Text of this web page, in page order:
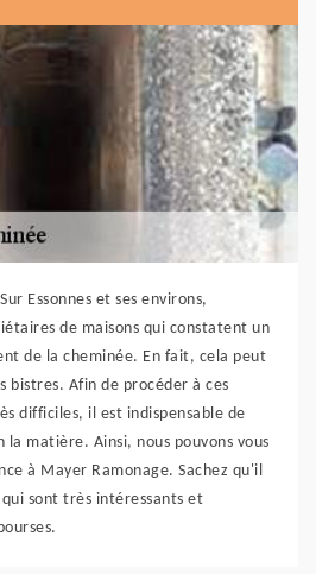
Essonnes et ses environs,
de maisons qui constatent un
de la cheminée. En fait, cela peut
bistres. Afin de procéder à ces
difficiles, il est indispensable de
matière. Ainsi, nous pouvons vous
à Mayer Ramonage. Sachez qu'il
sont très intéressants et